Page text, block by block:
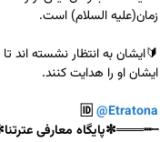
ايشان او را هدايت كنند.
🆔 @Etratona
┄┅═══✼پایگاه معارفی عترتنا✼═══┅┄